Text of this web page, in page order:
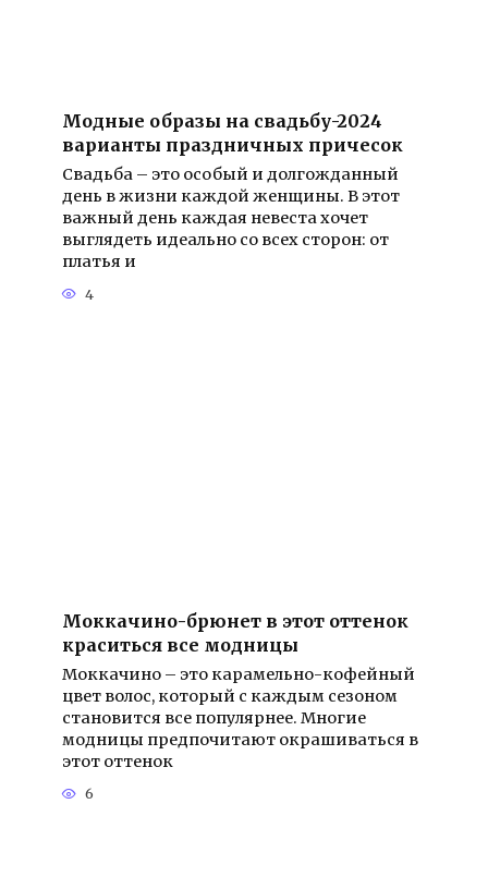
Модные образы на свадьбу-2024
варианты праздничных причесок
Свадьба – это особый и долгожданный
день в жизни каждой женщины. В этот
важный день каждая невеста хочет
выглядеть идеально со всех сторон: от
платья и
4
Моккачино-брюнет в этот оттенок
краситься все модницы
Моккачино – это карамельно-кофейный
цвет волос, который с каждым сезоном
становится все популярнее. Многие
модницы предпочитают окрашиваться в
этот оттенок
6